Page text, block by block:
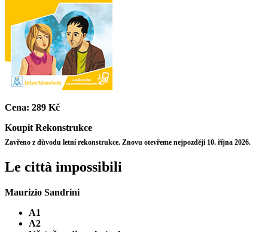
Cena: 289 Kč
Koupit Rekonstrukce
Zavřeno z důvodu letní rekonstrukce. Znovu otevřeme nejpozději 10. října 2026.
Le città impossibili
Maurizio Sandrini
A1
A2